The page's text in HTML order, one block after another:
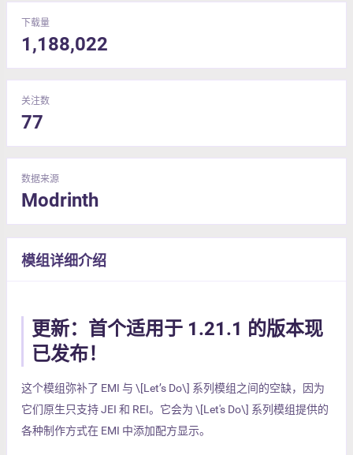
下载量
1,188,022
关注数
77
数据来源
Modrinth
模组详细介绍
更新：首个适用于 1.21.1 的版本现
已发布！
这个模组弥补了 EMI 与 \[Let’s Do\] 系列模组之间的空缺，因为
它们原生只支持 JEI 和 REI。它会为 \[Let's Do\] 系列模组提供的
各种制作方式在 EMI 中添加配方显示。